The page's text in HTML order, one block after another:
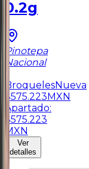
0.2g
Pinotepa
Nacional
BroquelesNueva
$575.223 MXN
Apartado:
$575.223
MXN
Ver
detalles